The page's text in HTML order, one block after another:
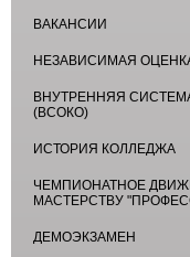
ВАКАНСИИ
НЕЗАВИСИМАЯ
ВНУТРЕННЯЯ
(ВСОКО)
ИСТОРИЯ КОЛЛЕДЖА
ЧЕМПИОНАТНОЕ
МАСТЕРСТВУ
ДЕМОЭКЗАМЕН